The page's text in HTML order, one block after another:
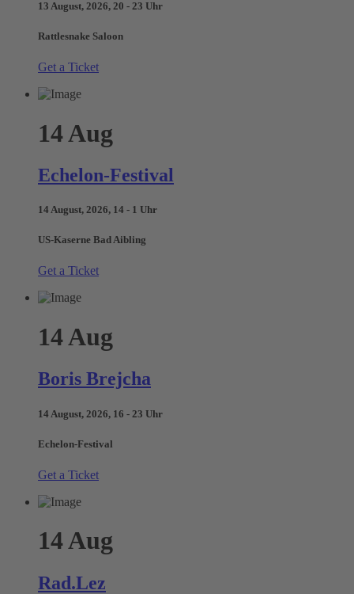
13 August, 2026, 20 - 23 Uhr
Rattlesnake Saloon
Get a Ticket
14Aug
Echelon-Festival
14 August, 2026, 14 - 1 Uhr
US-Kaserne Bad Aibling
Get a Ticket
14Aug
Boris Brejcha
14 August, 2026, 16 - 23 Uhr
Echelon-Festival
Get a Ticket
14Aug
Rad.Lez